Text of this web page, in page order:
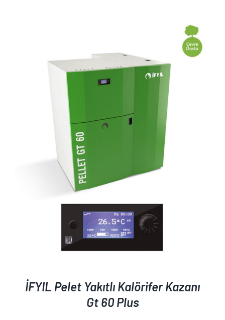
AYRINTILAR
İFYIL Pelet Yakıtlı Kalörifer Kazanı
Gt 60 Plus